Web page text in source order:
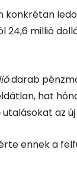
konkrétan
24,6 millió
darab
hat
az
ennek a